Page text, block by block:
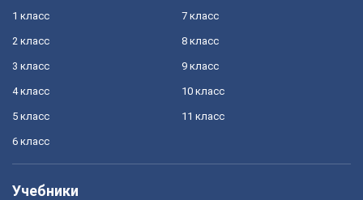
1 класс
2 класс
3 класс
4 класс
5 класс
6 класс
7 класс
8 класс
9 класс
10 класс
11 класс
Учебники